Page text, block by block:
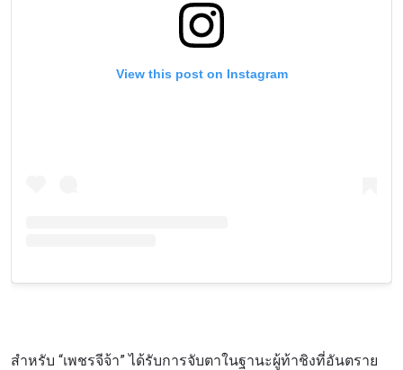
View this post on Instagram
สำหรับ “เพชรจีจ้า” ได้รับการจับตาในฐานะผู้ท้าชิงที่อันตราย